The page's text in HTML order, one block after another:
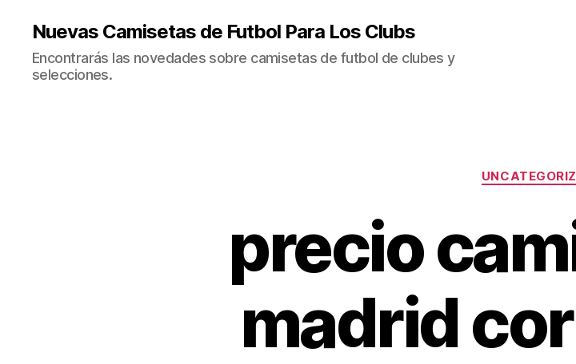
Nuevas Camisetas de Futbol Para Los Clubs
Encontrarás las novedades sobre camisetas de futbol de clubes y
selecciones.
precio
madrid